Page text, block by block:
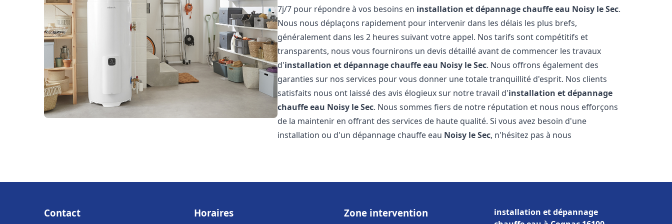
7j/7 pour répondre à vos besoins en installation et dépannage chauffe eau Noisy le Sec.
Nous nous déplaçons rapidement pour intervenir dans les délais les plus brefs,
généralement dans les 2 heures suivant votre appel. Nos tarifs sont compétitifs et
transparents, nous vous fournirons un devis détaillé avant de commencer les travaux
d'installation et dépannage chauffe eau Noisy le Sec. Nous offrons également des
garanties sur nos services pour vous donner une totale tranquillité d'esprit. Nos clients
satisfaits nous ont laissé des avis élogieux sur notre travail d'installation et dépannage
chauffe eau Noisy le Sec. Nous sommes fiers de notre réputation et nous nous efforçons
de la maintenir en offrant des services de haute qualité. Si vous avez besoin d'une
installation ou d'un dépannage chauffe eau Noisy le Sec, n'hésitez pas à nous
Contact Horaires Zone intervention
installation et dépannage